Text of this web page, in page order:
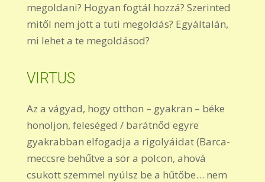
megoldani? Hogyan fogtál hozzá? Szerinted
mitől nem jött a tuti megoldás? Egyáltalán,
mi lehet a te megoldásod?
VIRTUS
Az a vágyad, hogy otthon – gyakran – béke
honoljon, feleséged / barátnőd egyre
gyakrabban elfogadja a rigolyáidat (Barca-
meccsre behűtve a sör a polcon, ahová
csukott szemmel nyúlsz be a hűtőbe… nem